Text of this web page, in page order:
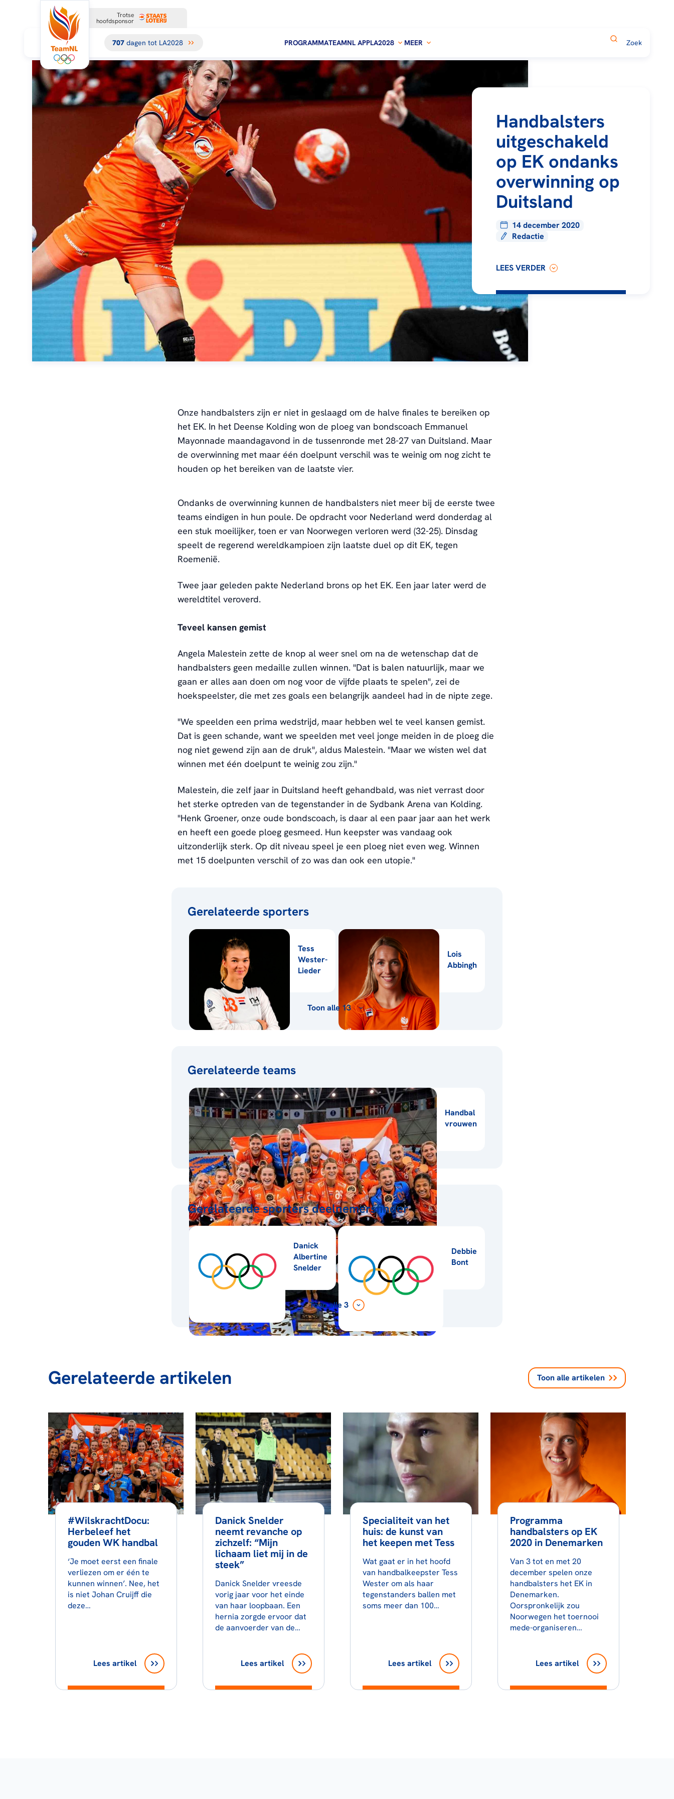
Trotse
hoofdsponsor
707 dagen tot LA2028 PROGRAMMATEAMNL APPLA2028 MEER
Handbalsters
uitgeschakeld
op EK ondanks
overwinning op
Duitsland
14 december 2020
Redactie
LEES VERDER
Onze handbalsters zijn er niet in geslaagd om de halve finales te bereiken op
het EK. In het Deense Kolding won de ploeg van bondscoach Emmanuel
Mayonnade maandagavond in de tussenronde met 28-27 van Duitsland. Maar
de overwinning met maar één doelpunt verschil was te weinig om nog zicht te
houden op het bereiken van de laatste vier.
Ondanks de overwinning kunnen de handbalsters niet meer bij de eerste twee
teams eindigen in hun poule. De opdracht voor Nederland werd donderdag al
een stuk moeilijker, toen er van Noorwegen verloren werd (32-25). Dinsdag
speelt de regerend wereldkampioen zijn laatste duel op dit EK, tegen
Roemenië.
Twee jaar geleden pakte Nederland brons op het EK. Een jaar later werd de
wereldtitel veroverd.
Teveel kansen gemist
Angela Malestein zette de knop al weer snel om na de wetenschap dat de
handbalsters geen medaille zullen winnen. "Dat is balen natuurlijk, maar we
gaan er alles aan doen om nog voor de vijfde plaats te spelen", zei de
hoekspeelster, die met zes goals een belangrijk aandeel had in de nipte zege.
"We speelden een prima wedstrijd, maar hebben wel te veel kansen gemist.
Dat is geen schande, want we speelden met veel jonge meiden in de ploeg die
nog niet gewend zijn aan de druk", aldus Malestein. "Maar we wisten wel dat
winnen met één doelpunt te weinig zou zijn."
Malestein, die zelf jaar in Duitsland heeft gehandbald, was niet verrast door
het sterke optreden van de tegenstander in de Sydbank Arena van Kolding.
"Henk Groener, onze oude bondscoach, is daar al een paar jaar aan het werk
en heeft een goede ploeg gesmeed. Hun keepster was vandaag ook
uitzonderlijk sterk. Op dit niveau speel je een ploeg niet even weg. Winnen
met 15 doelpunten verschil of zo was dan ook een utopie."
Gerelateerde sporters
Tess
Wester-
Lieder
Lois
Abbingh
Toon alle 13
Gerelateerde teams
Handbal
vrouwen
Gerelateerde sporters deelnemersfinder
Danick
Albertine
Snelder
Debbie
Bont
Toon alle 3
Gerelateerde artikelen Toon alle artikelen
#WilskrachtDocu:
Herbeleef het
gouden WK handbal
‘Je moet eerst een finale
verliezen om er één te
kunnen winnen’. Nee, het
is niet Johan Cruijff die
deze…
Lees artikel
Danick Snelder
neemt revanche op
zichzelf: “Mijn
lichaam liet mij in de
steek”
Danick Snelder vreesde
vorig jaar voor het einde
van haar loopbaan. Een
hernia zorgde ervoor dat
de aanvoerder van de…
Lees artikel
Specialiteit van het
huis: de kunst van
het keepen met Tess
Wat gaat er in het hoofd
van handbalkeepster Tess
Wester om als haar
tegenstanders ballen met
soms meer dan 100…
Lees artikel
Programma
handbalsters op EK
2020 in Denemarken
Van 3 tot en met 20
december spelen onze
handbalsters het EK in
Denemarken.
Oorspronkelijk zou
Noorwegen het toernooi
mede-organiseren…
Lees artikel